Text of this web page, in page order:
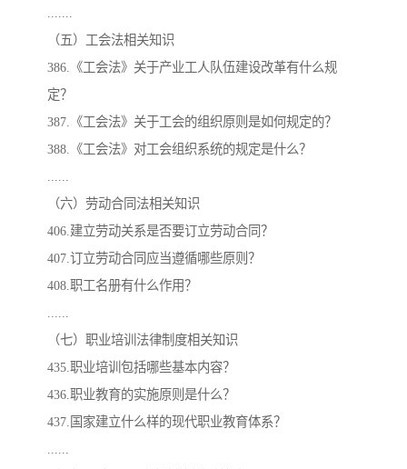
.......
（五）工会法相关知识
386.《工会法》关于产业工人队伍建设改革有什么规
定？
387.《工会法》关于工会的组织原则是如何规定的？
388.《工会法》对工会组织系统的规定是什么？
......
（六）劳动合同法相关知识
406.建立劳动关系是否要订立劳动合同？
407.订立劳动合同应当遵循哪些原则？
408.职工名册有什么作用？
......
（七）职业培训法律制度相关知识
435.职业培训包括哪些基本内容？
436.职业教育的实施原则是什么？
437.国家建立什么样的现代职业教育体系？
......